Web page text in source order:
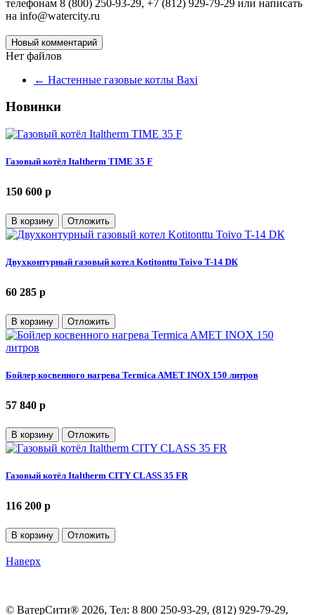
телефонам 8 (800) 250-93-29, +7 (812) 929-79-29 или написать
на info@watercity.ru
Новый комментарий
Нет файлов
← Настенные газовые котлы Baxi
Новинки
Газовый котёл Italtherm TIME 35 F
150 600 p
В корзину Отложить
Двухконтурный газовый котел Kotitonttu Toivo T-14 DК
60 285 p
В корзину Отложить
Бойлер косвенного нагрева Termica AMET INOX 150 литров
57 840 p
В корзину Отложить
Газовый котёл Italtherm CITY CLASS 35 FR
116 200 p
В корзину Отложить
Наверх
© ВатерСити® 2026, Тел: 8 800 250-93-29, (812) 929-79-29,